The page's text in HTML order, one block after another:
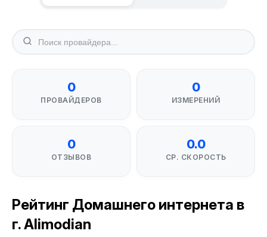
0
ПРОВАЙДЕРОВ
0
ИЗМЕРЕНИЙ
0
ОТЗЫВОВ
0.0
СР. СКОРОСТЬ
Рейтинг Домашнего интернета в
г. Alimodian